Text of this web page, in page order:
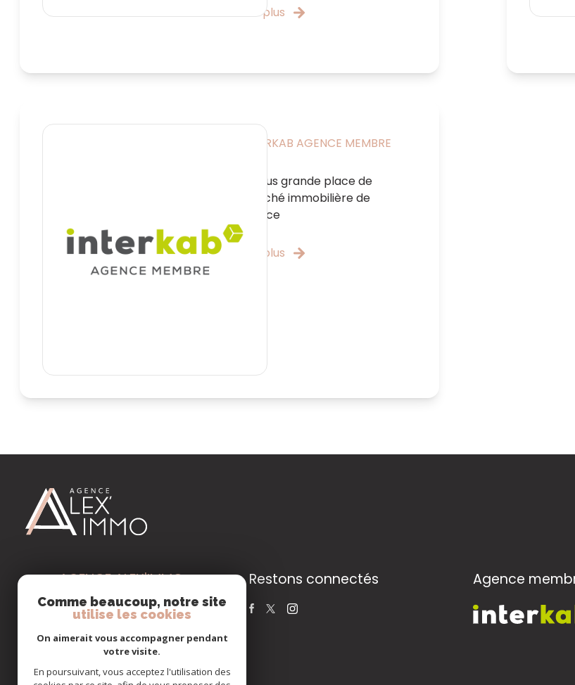
Lire plus
INTERKAB AGENCE MEMBRE
La plus grande place de
marché immobilière de
France
Lire plus
AGENCE ALEX'IMMO
MARSEILLE 12E
contact@aleximmo.fr
13012 Marseille
Restons connectés Agence
Comme beaucoup, notre site
utilise les cookies
On aimerait vous accompagner pendant
votre visite.
En poursuivant, vous acceptez l'utilisation des